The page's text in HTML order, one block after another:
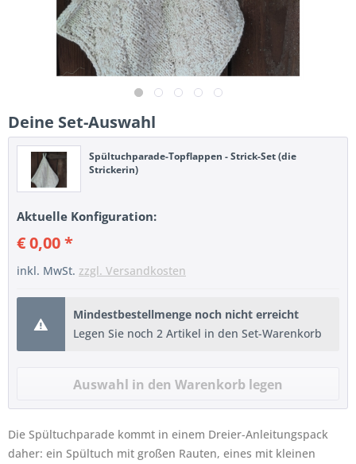
Deine Set-Auswahl
Spültuchparade-Topflappen - Strick-Set (die
Strickerin)
Aktuelle Konfiguration:
€ 0,00 *
inkl. MwSt. zzgl. Versandkosten
Mindestbestellmenge noch nicht erreicht
Legen Sie noch 2 Artikel in den Set-Warenkorb
Die Spültuchparade kommt in einem Dreier-Anleitungspack
daher: ein Spültuch mit großen Rauten, eines mit kleinen